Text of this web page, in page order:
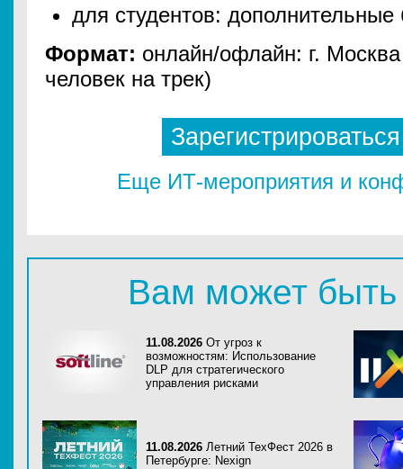
для студентов:
Формат: онлайн/офлайн: г.
человек на трек)
Еще ИТ-мероприятия и
Вам может быть
11.08.2026 От угроз к
возможностям: Использование
DLP для стратегического
управления рисками
11.08.2026 Летний ТехФест 2026 в
Петербурге: Nexign